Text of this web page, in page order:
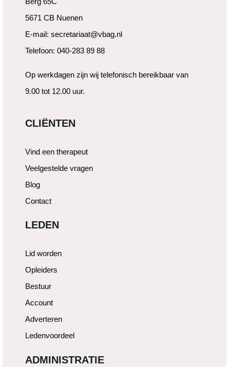
5671 CB Nuenen
E-mail: secretariaat@vbag.nl
Telefoon: 040-283 89 88
Op werkdagen zijn wij telefonisch bereikbaar van
9.00 tot 12.00 uur.
CLIËNTEN
Vind een therapeut
Veelgestelde vragen
Blog
Contact
LEDEN
Lid worden
Opleiders
Bestuur
Account
Adverteren
Ledenvoordeel
ADMINISTRATIE